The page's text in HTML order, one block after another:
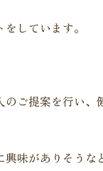
しています。
ご提案を行い
味がありそうな